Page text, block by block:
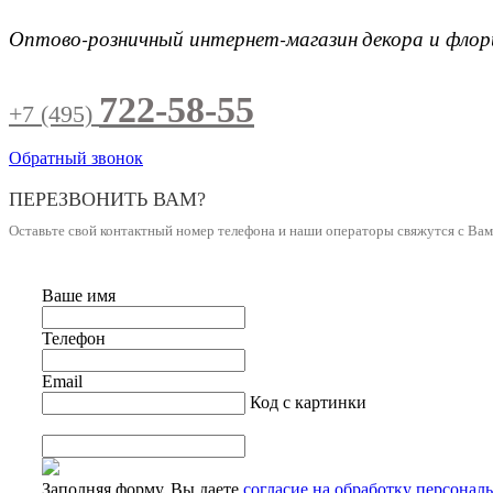
Оптово-розничный интернет-магазиндекора и
+7 (495) 722-58-55
Обратный звонок
ПЕРЕЗВОНИТЬ ВАМ?
Оставьте свой контактный номер телефона и наши операторы свяжутся с
Ваше имя
Телефон
Email
Код с картинки
Заполняя форму, Вы даете согласие на обработку